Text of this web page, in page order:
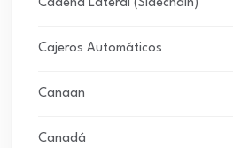
Cadena Lateral (Sidechain)
Cajeros Automáticos
Canaan
Canadá